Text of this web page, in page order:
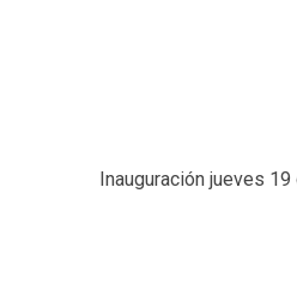
Inauguración jueves